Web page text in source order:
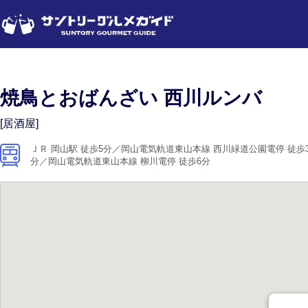
焼鳥とおばんざい 西川ルンバ
[居酒屋]
ＪＲ 岡山駅 徒歩5分／岡山電気軌道東山本線 西川緑道公園電停 徒歩
分／岡山電気軌道東山本線 柳川電停 徒歩6分